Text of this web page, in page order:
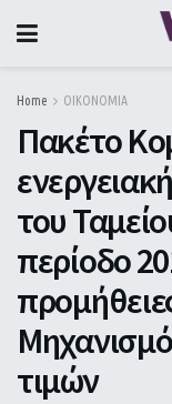
Home ΟΙΚΟΝΟΜΙΑ
Πακέτο
του
περίοδο
τιμών